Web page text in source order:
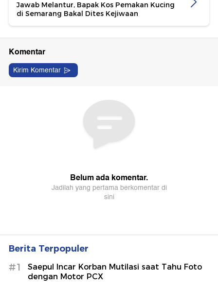
Jawab Melantur, Bapak Kos Pemakan Kucing
di Semarang Bakal Dites Kejiwaan
Berita Terpopuler
#1
Saepul Incar Korban Mutilasi saat Tahu Foto
dengan Motor PCX